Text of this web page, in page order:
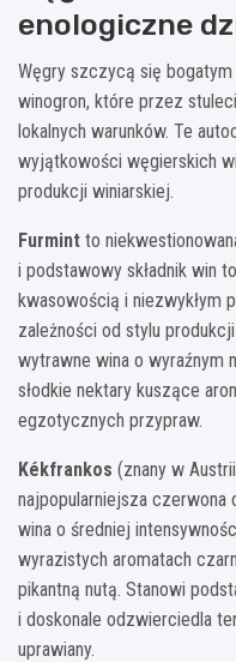
enologiczne
Węgry szczycą się
winogron, które przez
lokalnych warunków. Te
wyjątkowości węgierskich
produkcji winiarskiej.
Furmint to
i podstawowy składnik win
kwasowością i niezwykłym
zależności od stylu
wytrawne wina o wyraźnym
słodkie nektary kuszące
egzotycznych przypraw.
Kékfrankos (znany w
najpopularniejsza czerwona
wina o średniej
wyrazistych aromatach
pikantną nutą. Stanowi
i doskonale odzwierciedla
uprawiany.